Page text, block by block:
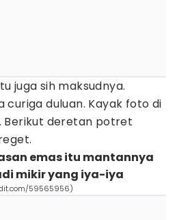
juga sih maksudnya.
curiga duluan. Kayak foto di
Berikut deretan potret
emas itu mantannya
mikir yang iya-iya
59565956)